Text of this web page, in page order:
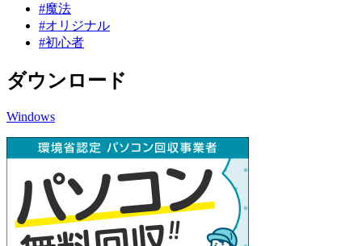
#魔法
#オリジナル
#初心者
ダウンロード
Windows